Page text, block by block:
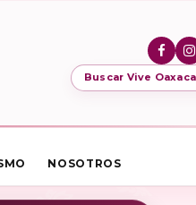
Buscar Vive Oaxaca
NOSOTROS